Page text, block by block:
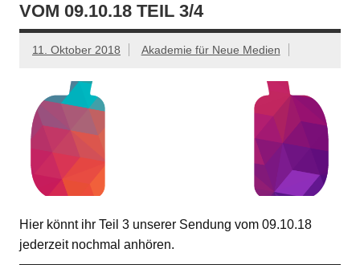
VOM 09.10.18 TEIL 3/4
11. Oktober 2018 Akademie für Neue Medien
Hier könnt ihr Teil 3 unserer Sendung vom 09.10.18
jederzeit nochmal anhören.